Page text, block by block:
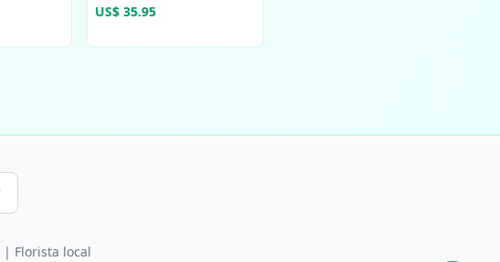
US$ 35.95
| Florista local